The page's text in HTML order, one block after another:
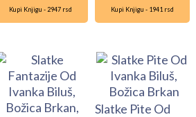
Kupi Knjigu - 2947 rsd Kupi Knjigu - 1941 rsd
Slatke Pite Od